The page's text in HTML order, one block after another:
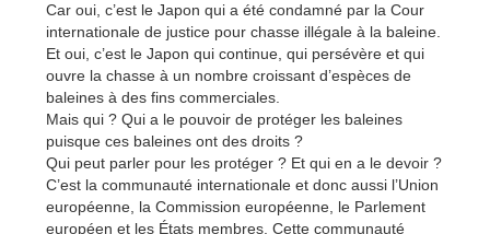
Car oui, c’est le Japon qui a été condamné par la Cour
internationale de justice pour chasse illégale à la baleine.
Et oui, c’est le Japon qui continue, qui persévère et qui
ouvre la chasse à un nombre croissant d’espèces de
baleines à des fins commerciales.
Mais qui ? Qui a le pouvoir de protéger les baleines
puisque ces baleines ont des droits ?
Qui peut parler pour les protéger ? Et qui en a le devoir ?
C’est la communauté internationale et donc aussi l’Union
européenne, la Commission européenne, le Parlement
européen et les États membres. Cette communauté